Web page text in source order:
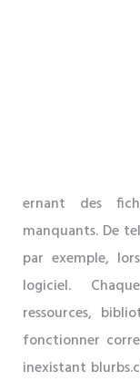
ernant des
manquants. De
par exemple,
logiciel.
ressources,
fonctionner
inexistant